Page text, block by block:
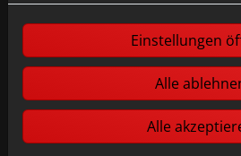
Einstellungen
Alle
Alle